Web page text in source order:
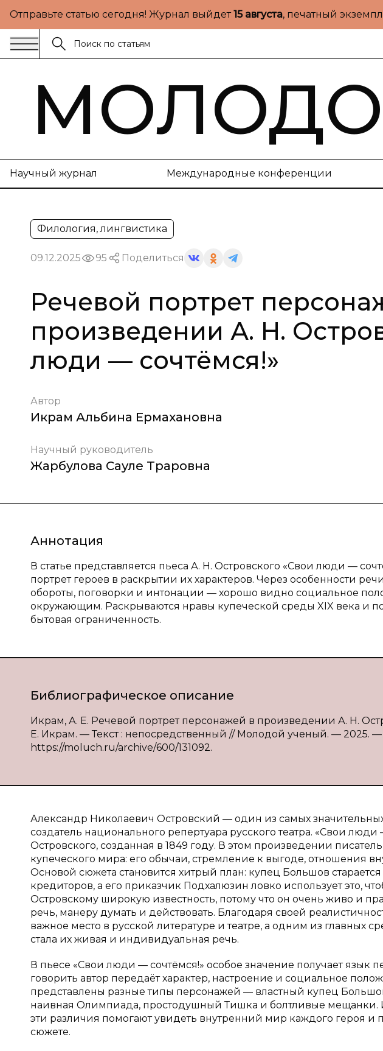
Отправьте статью сегодня! Журнал выйдет15 августа, печатный
Научный журнал Международные конференции
Филология, лингвистика
09.12.2025 95 Поделиться
Речевой портрет
произведении А. Н.
люди — сочтёмся!»
Автор
Икрам Альбина Ермахановна
Научный руководитель
Жарбулова Сауле Траровна
Аннотация
В статье представляется пьеса А. Н. Островского «Свои люди —
портрет героев в раскрытии их характеров. Через особенности
обороты, поговорки и интонации — хорошо видно социальное
окружающим. Раскрываются нравы купеческой среды XIX века и
бытовая ограниченность.
Библиографическое описание
Икрам, А. Е. Речевой портрет персонажей в произведении А. Н.
Е. Икрам. — Текст : непосредственный // Молодой ученый. — 2025.
https://moluch.ru/archive/600/131092.
Александр Николаевич Островский — один из самых значительных
создатель национального репертуара русского театра. «Свои
Островского, созданная в 1849 году. В этом произведении
купеческого мира: его обычаи, стремление к выгоде, отношения
Основой сюжета становится хитрый план: купец Большов
кредиторов, а его приказчик Подхалюзин ловко использует это,
Островскому широкую известность, потому что он очень живо и
речь, манеру думать и действовать. Благодаря своей
важное место в русской литературе и театре, а одним из главных
стала их живая и индивидуальная речь.
В пьесе «Свои люди — сочтёмся!» особое значение получает язык
говорить автор передаёт характер, настроение и социальное
представлены разные типы персонажей — властный купец
наивная Олимпиада, простодушный Тишка и болтливые мещанки.
эти различия помогают увидеть внутренний мир каждого героя и
сюжете.